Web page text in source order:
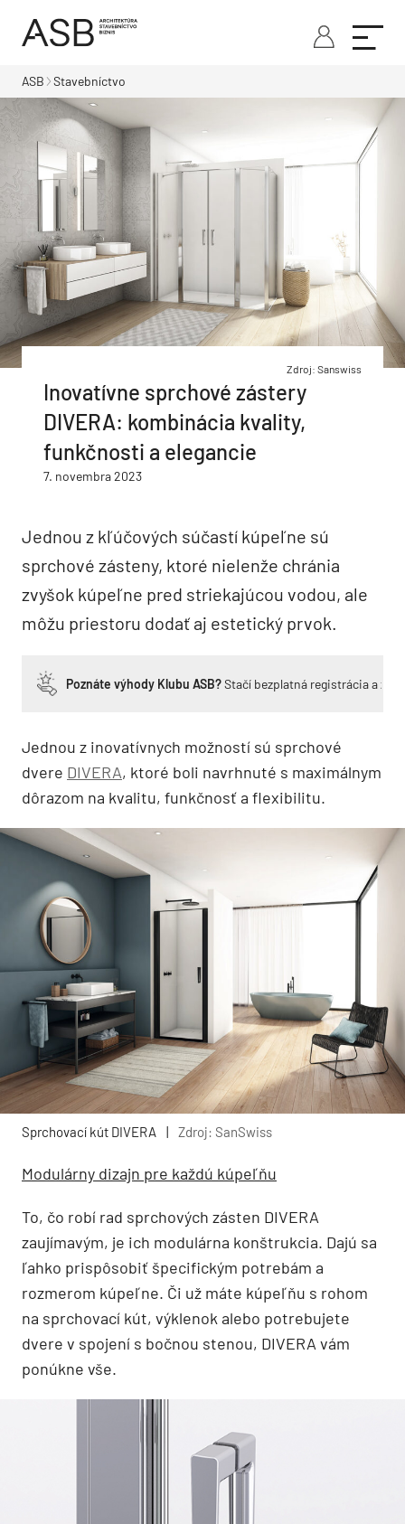
ASB Stavebníctvo
Zdroj: Sanswiss
Inovatívne sprchové zástery
DIVERA: kombinácia kvality,
funkčnosti a elegancie
7. novembra 2023
Jednou z kľúčových súčastí kúpeľne sú
sprchové zásteny, ktoré nielenže chránia
zvyšok kúpeľne pred striekajúcou vodou, ale
môžu priestoru dodať aj estetický prvok.
Poznáte výhody Klubu ASB?Stačí bezplatná registrácia a
Jednou z inovatívnych možností sú sprchové
dvere DIVERA, ktoré boli navrhnuté s maximálnym
dôrazom na kvalitu, funkčnosť a flexibilitu.
Sprchovací kút DIVERA Zdroj: SanSwiss
Modulárny dizajn pre každú kúpeľňu
To, čo robí rad sprchových zásten DIVERA
zaujímavým, je ich modulárna konštrukcia. Dajú sa
ľahko prispôsobiť špecifickým potrebám a
rozmerom kúpeľne. Či už máte kúpeľňu s rohom
na sprchovací kút, výklenok alebo potrebujete
dvere v spojení s bočnou stenou, DIVERA vám
ponúkne vše.